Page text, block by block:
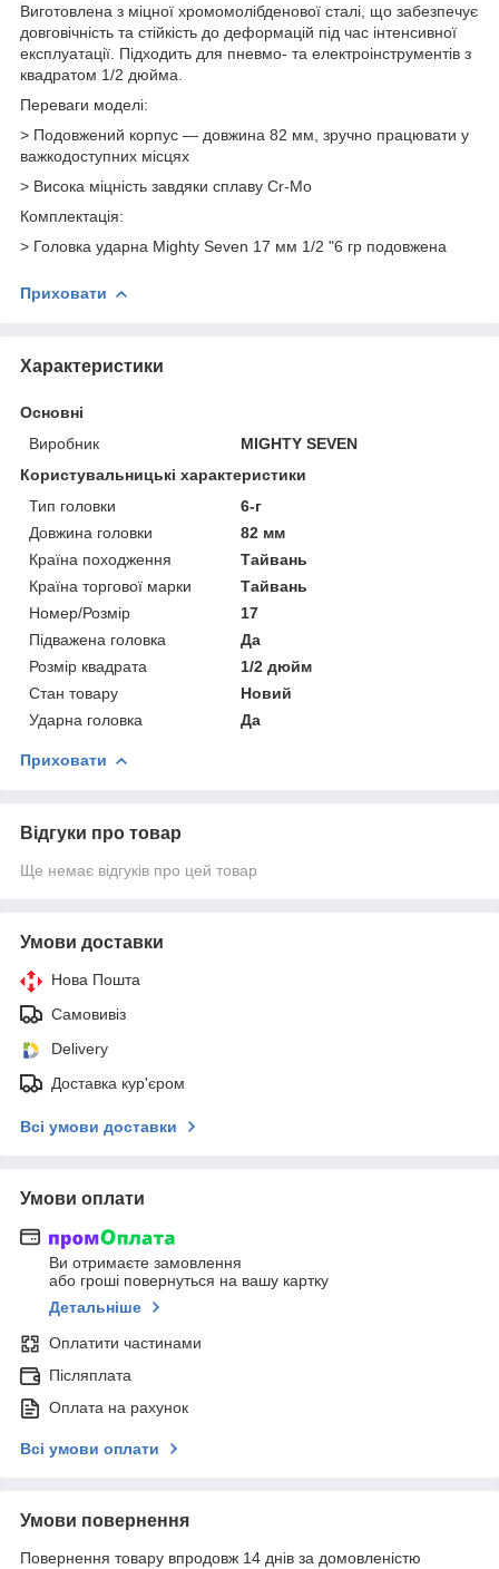
Виготовлена з міцної хромомолібденової сталі, що забезпечує
довговічність та стійкість до деформацій під час інтенсивної
експлуатації. Підходить для пневмо- та електроінструментів з
квадратом 1/2 дюйма.
Переваги моделі:
> Подовжений корпус — довжина 82 мм, зручно працювати у
важкодоступних місцях
> Висока міцність завдяки сплаву Cr-Mo
Комплектація:
> Головка ударна Mighty Seven 17 мм 1/2 "6 гр подовжена
Приховати
Характеристики
Основні
Виробник
MIGHTY SEVEN
Користувальницькі характеристики
Тип головки
6-г
Довжина головки
82 мм
Країна походження
Тайвань
Країна торгової марки
Тайвань
Номер/Розмір
17
Підважена головка
Да
Розмір квадрата
1/2 дюйм
Стан товару
Новий
Ударна головка
Да
Приховати
Відгуки про товар
Ще немає відгуків про цей товар
Умови доставки
Нова Пошта
Самовивіз
Delivery
Доставка кур'єром
Всі умови доставки
Умови оплати
Ви отримаєте замовлення
або гроші повернуться на вашу картку
Детальніше
Оплатити частинами
Післяплата
Оплата на рахунок
Всі умови оплати
Умови повернення
Повернення товару впродовж 14 днів за домовленістю